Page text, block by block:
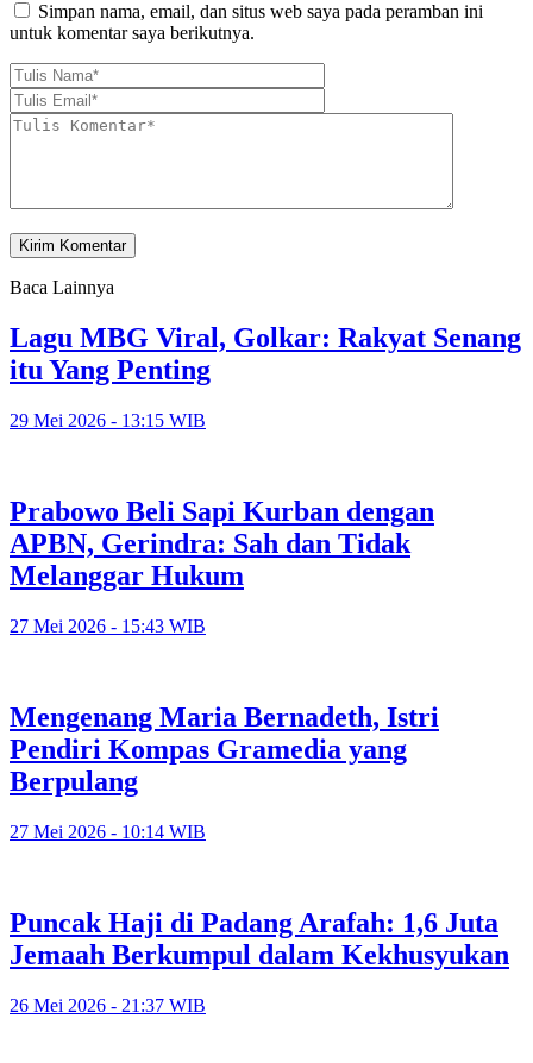
Simpan nama, email, dan situs web saya pada peramban ini
untuk komentar saya berikutnya.
Baca Lainnya
Lagu MBG Viral, Golkar: Rakyat Senang
itu Yang Penting
29 Mei 2026 - 13:15 WIB
Prabowo Beli Sapi Kurban dengan
APBN, Gerindra: Sah dan Tidak
Melanggar Hukum
27 Mei 2026 - 15:43 WIB
Mengenang Maria Bernadeth, Istri
Pendiri Kompas Gramedia yang
Berpulang
27 Mei 2026 - 10:14 WIB
Puncak Haji di Padang Arafah: 1,6 Juta
Jemaah Berkumpul dalam Kekhusyukan
26 Mei 2026 - 21:37 WIB